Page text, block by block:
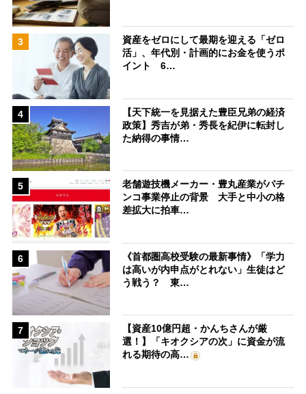
3
資産をゼロにして最期を迎える「ゼロ
活」、年代別・計画的にお金を使うポ
イント 6…
4
【天下統一を見据えた豊臣兄弟の経済
政策】秀吉が弟・秀長を紀伊に転封し
た納得の事情…
5
老舗遊技機メーカー・豊丸産業がパチ
ンコ事業停止の背景 大手と中小の格
差拡大に拍車…
6
《首都圏高校受験の最新事情》「学力
は高いが内申点がとれない」生徒はど
う戦う？ 東…
7
【資産10億円超・かんちさんが厳
選！】「キオクシアの次」に資金が流
れる期待の高…